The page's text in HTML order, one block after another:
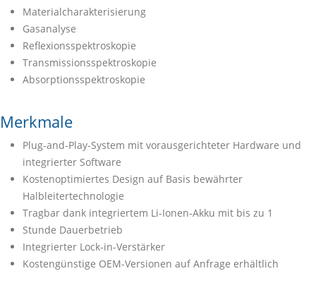
Materialcharakterisierung
Gasanalyse
Reflexionsspektroskopie
Transmissionsspektroskopie
Absorptionsspektroskopie
Merkmale
Plug-and-Play-System mit vorausgerichteter Hardware und
integrierter Software
Kostenoptimiertes Design auf Basis bewährter
Halbleitertechnologie
Tragbar dank integriertem Li-Ionen-Akku mit bis zu 1
Stunde Dauerbetrieb
Integrierter Lock-in-Verstärker
Kostengünstige OEM-Versionen auf Anfrage erhältlich